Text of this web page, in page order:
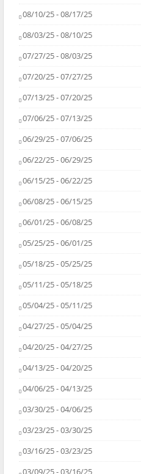
08/10/25 - 08/17/25
08/03/25 - 08/10/25
07/27/25 - 08/03/25
07/20/25 - 07/27/25
07/13/25 - 07/20/25
07/06/25 - 07/13/25
06/29/25 - 07/06/25
06/22/25 - 06/29/25
06/15/25 - 06/22/25
06/08/25 - 06/15/25
06/01/25 - 06/08/25
05/25/25 - 06/01/25
05/18/25 - 05/25/25
05/11/25 - 05/18/25
05/04/25 - 05/11/25
04/27/25 - 05/04/25
04/20/25 - 04/27/25
04/13/25 - 04/20/25
04/06/25 - 04/13/25
03/30/25 - 04/06/25
03/23/25 - 03/30/25
03/16/25 - 03/23/25
03/09/25 - 03/16/25